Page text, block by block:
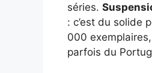
séries.
: c’est du solide
000
parfois du